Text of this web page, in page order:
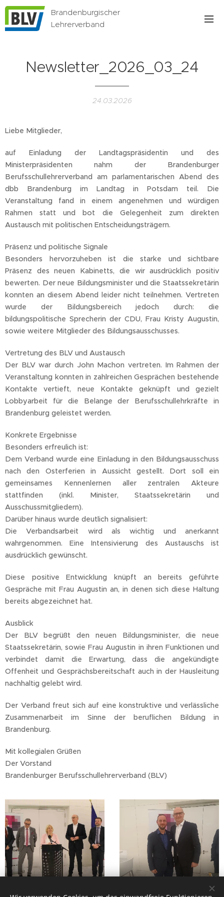
Brandenburgischer
Lehrerverband
Newsletter_2026_03_24
24.03.2026
Liebe Mitglieder,
auf Einladung der Landtagspräsidentin und des
Ministerpräsidenten nahm der Brandenburger
Berufsschullehrerverband am parlamentarischen Abend des
dbb Brandenburg im Landtag in Potsdam teil. Die
Veranstaltung fand in einem angenehmen und würdigen
Rahmen statt und bot die Gelegenheit zum direkten
Austausch mit politischen Entscheidungsträgern.
Präsenz und politische Signale
Besonders hervorzuheben ist die starke und sichtbare
Präsenz des neuen Kabinetts, die wir ausdrücklich positiv
bewerten. Der neue Bildungsminister und die Staatssekretärin
konnten an diesem Abend leider nicht teilnehmen. Vertreten
wurde der Bildungsbereich jedoch durch: die
bildungspolitische Sprecherin der CDU, Frau Kristy Augustin,
sowie weitere Mitglieder des Bildungsausschusses.
Vertretung des BLV und Austausch
Der BLV war durch John Machon vertreten. Im Rahmen der
Veranstaltung konnten in zahlreichen Gesprächen bestehende
Kontakte vertieft, neue Kontakte geknüpft und gezielt
Lobbyarbeit für die Belange der Berufsschullehrkräfte in
Brandenburg geleistet werden.
Konkrete Ergebnisse
Besonders erfreulich ist:
Dem Verband wurde eine Einladung in den Bildungsausschuss
nach den Osterferien in Aussicht gestellt. Dort soll ein
gemeinsames Kennenlernen aller zentralen Akteure
stattfinden (inkl. Minister, Staatssekretärin und
Ausschussmitgliedern).
Darüber hinaus wurde deutlich signalisiert:
Die Verbandsarbeit wird als wichtig und anerkannt
wahrgenommen. Eine Intensivierung des Austauschs ist
ausdrücklich gewünscht.
Diese positive Entwicklung knüpft an bereits geführte
Gespräche mit Frau Augustin an, in denen sich diese Haltung
bereits abgezeichnet hat.
Ausblick
Der BLV begrüßt den neuen Bildungsminister, die neue
Staatssekretärin, sowie Frau Augustin in ihren Funktionen und
verbindet damit die Erwartung, dass die angekündigte
Offenheit und Gesprächsbereitschaft auch in der Hausleitung
nachhaltig gelebt wird.
Der Verband freut sich auf eine konstruktive und verlässliche
Zusammenarbeit im Sinne der beruflichen Bildung in
Brandenburg.
Mit kollegialen Grüßen
Der Vorstand
Brandenburger Berufsschullehrerverband (BLV)
Impression der
Gespräch mit dem